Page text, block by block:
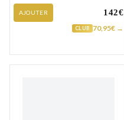
Zirconium
AJOUTER 142€
CLUB 70,95€ →